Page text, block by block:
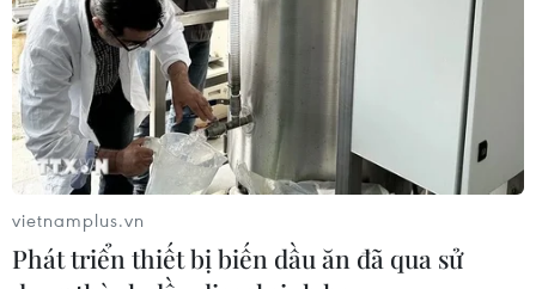
vietnamplus.vn
Phát triển thiết bị biến dầu ăn đã qua sử